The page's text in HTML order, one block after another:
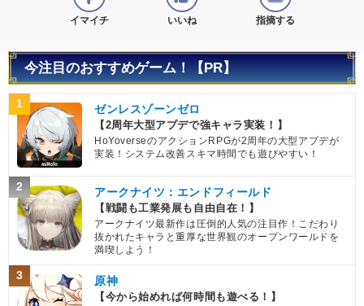
イマイチ いいね 指摘する
今注目のおすすめゲーム！【PR】
1 ゼンレスゾーンゼロ
【2周年大型アプデで強キャラ実装！】
HoYoverseのアクションRPGが2周年の大型アプデが
実装！システム改善スキマ時間でも遊びやすい！
2 アークナイツ：エンドフィールド
【戦闘も工業発展も自由自在！】
アークナイツ最新作は圧倒的人気の注目作！こだわり
抜かれたキャラと重厚な世界観のオープンワールドを
満喫しよう！
3 原神
【今から始めれば何時間も遊べる！】